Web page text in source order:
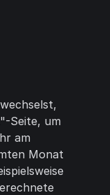
Seite, um
am
Monat